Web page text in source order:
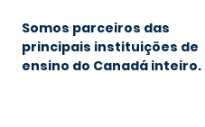
Somos parceiros das
principais instituições de
ensino do Canadá inteiro.